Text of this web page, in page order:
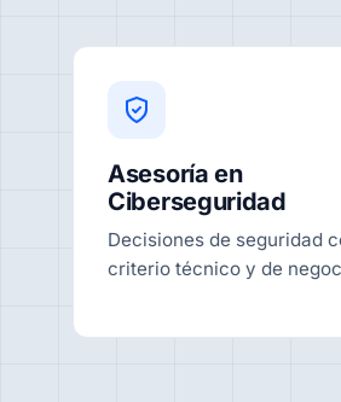
Asesoría en
Ciberseguridad
Decisiones de seguridad
criterio técnico y de